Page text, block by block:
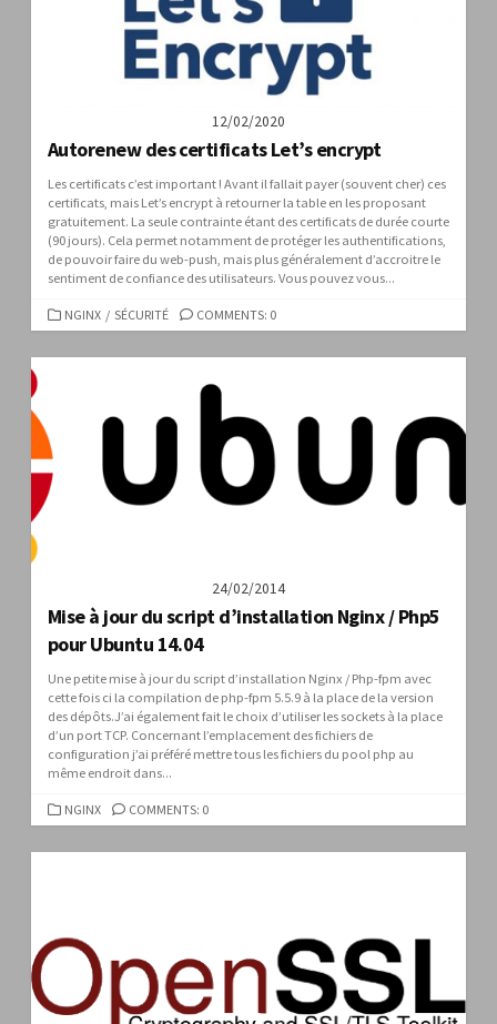
12/02/2020
Autorenew des certificats Let’s encrypt
Les certificats c’est important ! Avant il fallait payer (souvent cher) ces
certificats, mais Let’s encrypt à retourner la table en les proposant
gratuitement. La seule contrainte étant des certificats de durée courte
(90 jours). Cela permet notamment de protéger les authentifications,
de pouvoir faire du web-push, mais plus généralement d’accroitre le
sentiment de confiance des utilisateurs. Vous pouvez vous...
CATEGORIES
NGINX / SÉCURITÉ COMMENTS: 0
24/02/2014
Mise à jour du script d’installation Nginx / Php5
pour Ubuntu 14.04
Une petite mise à jour du script d’installation Nginx / Php-fpm avec
cette fois ci la compilation de php-fpm 5.5.9 à la place de la version
des dépôts.J’ai également fait le choix d’utiliser les sockets à la place
d’un port TCP. Concernant l’emplacement des fichiers de
configuration j’ai préféré mettre tous les fichiers du pool php au
même endroit dans...
CATEGORIES
NGINX COMMENTS: 0